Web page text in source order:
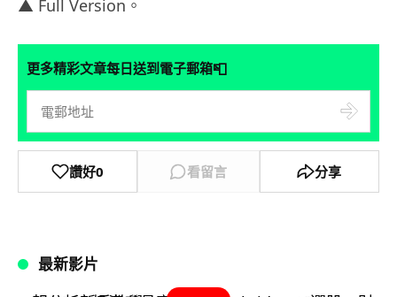
▲ Full Version。
更多精彩文章每日送到電子郵箱📮
讚好0 看留言 分享
最新影片